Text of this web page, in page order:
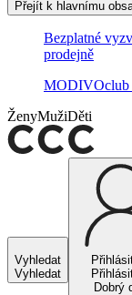
Přejít k hlavnímu
Bezplatné
prodejně
MODIVOclub
ŽenyMužiDěti
Vyhledat
Vyhledat
Dobrý